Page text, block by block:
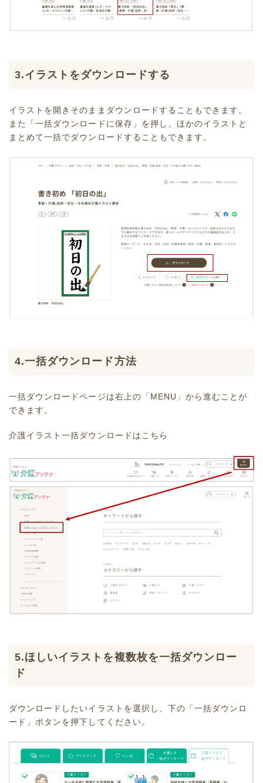
3.イラストをダウンロードする
イラストを開きそのままダウンロードすることもできます。
また「一括ダウンロードに保存」を押し、ほかのイラストと
まとめて一括でダウンロードすることもできます。
4.一括ダウンロード方法
一括ダウンロードページは右上の「MENU」から進むことが
できます。
介護イラスト一括ダウンロードはこちら
5.ほしいイラストを複数枚を一括ダウンロー
ド
ダウンロードしたいイラストを選択し、下の「一括ダウンロ
ード」ボタンを押下してください。